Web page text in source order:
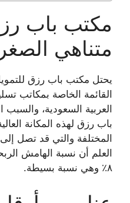
مكتب باب
متناهي الصغر
يحتل مكتب باب رزق
القائمة الخاصة بمكاتب
العربية السعودية،
باب رزق لهذه المكانة
العلم أن نسبة الهامش
٨٪ وهي نسبة بسيطة.